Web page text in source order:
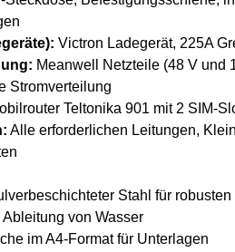
Victron Ladegerät, 225A
Meanwell Netzteile (48 V und
Stromverteilung
Teltonika 901 mit 2 SIM-
Alle erforderlichen Leitungen,
Stahl für robusten
von Wasser
im A4-Format für Unterlagen